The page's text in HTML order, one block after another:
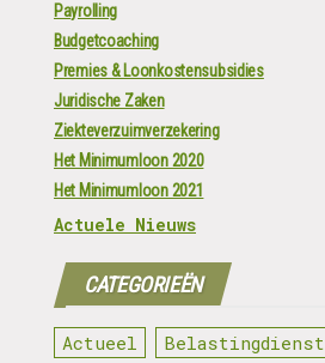
Payrolling
Budgetcoaching
Premies & Loonkostensubsidies
Juridische Zaken
Ziekteverzuimverzekering
Het Minimumloon 2020
Het Minimumloon 2021
Actuele Nieuws
CATEGORIEËN
Actueel Belastingdienst